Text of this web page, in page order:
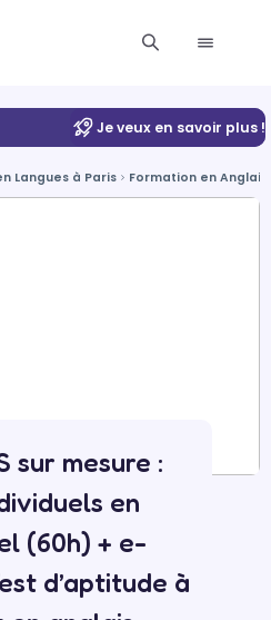
Je veux en savoir plus !
Langues à Paris Formation en Anglais
sur mesure :
en
(60h) + e-
d’aptitude à